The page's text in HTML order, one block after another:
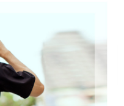
，將跳轉至「AFTEE先享後付」
完成結帳。
。
訊中的連結，可透過四大超商／
視為交易完成。
，但若您需要取消訂單，請聯絡
視為有效，需透過AFTEE先享
結帳頁面顯示為準，若有關於
費
費